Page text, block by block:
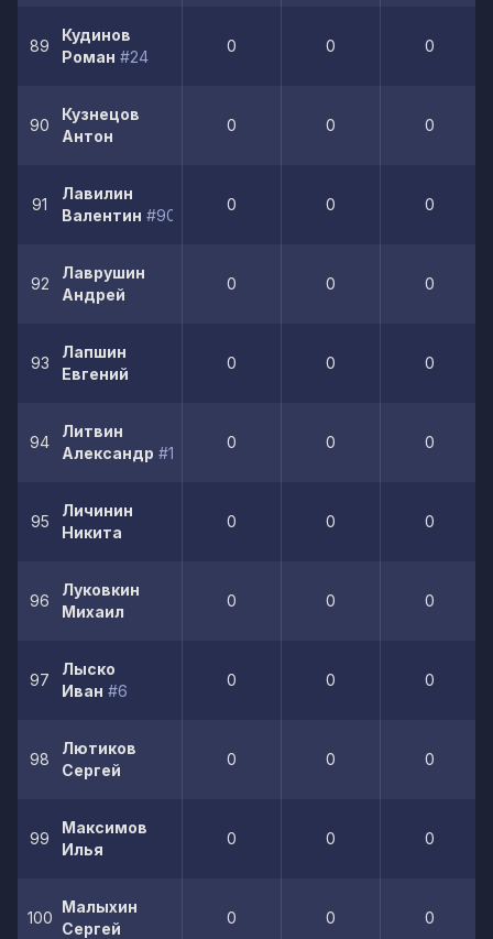
89
Кудинов
Роман #24
0 0 0
90
Кузнецов
Антон
0 0 0
91
Лавилин
Валентин #90
0 0 0
92
Лаврушин
Андрей
0 0 0
93
Лапшин
Евгений
0 0 0
94
Литвин
Александр #1
0 0 0
95
Личинин
Никита
0 0 0
96
Луковкин
Михаил
0 0 0
97
Лыско
Иван #6
0 0 0
98
Лютиков
Сергей
0 0 0
99
Максимов
Илья
0 0 0
100
Малыхин
Сергей
0 0 0